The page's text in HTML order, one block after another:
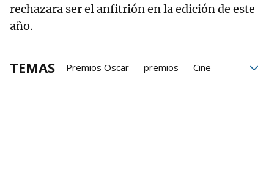
rechazara ser el anfitrión en la edición de este
año.
TEMAS Premios Oscar premios
Cine